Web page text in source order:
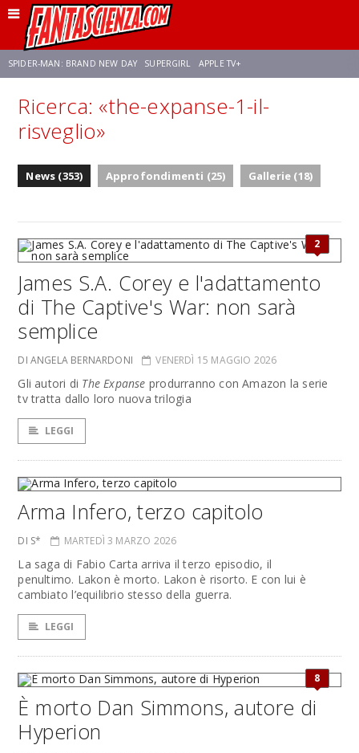
SPIDER-MAN: BRAND NEW DAY SUPERGIRL APPLE TV+
FRANCO RICCIARDIELLO ZENDAYA STAR TREK AVENGERS: DOOMSDAY
NETFLIX SADIE SINK STAR TREK: STRANGE NEW WORLDS
Ricerca: «the-expanse-1-il-
risveglio»
News (353) Approfondimenti (25) Gallerie (18)
2
James S.A. Corey e l'adattamento
di The Captive's War: non sarà
semplice
DI ANGELA BERNARDONI VENERDÌ 15 MAGGIO 2026
Gli autori di The Expanse produrranno con Amazon la serie
tv tratta dallo loro nuova trilogia
LEGGI
Arma Infero, terzo capitolo
DI S* MARTEDÌ 3 MARZO 2026
La saga di Fabio Carta arriva il terzo episodio, il
penultimo. Lakon è morto. Lakon è risorto. E con lui è
cambiato l’equilibrio stesso della guerra.
LEGGI
8
È morto Dan Simmons, autore di
Hyperion